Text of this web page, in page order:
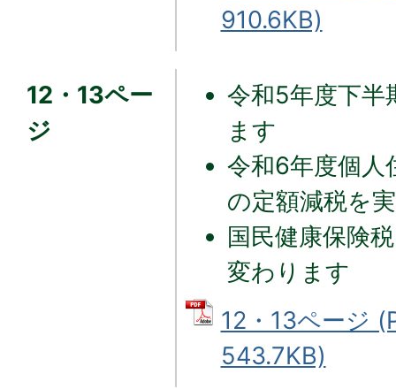
910.6KB)
12・13ペー
ジ
令和5年度下半
ます
令和6年度個人
の定額減税を
国民健康保険
変わります
12・13ページ
543.7KB)